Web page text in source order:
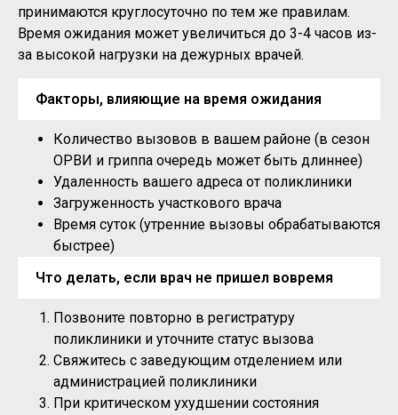
принимаются круглосуточно по тем же правилам.
Время ожидания может увеличиться до 3-4 часов из-
за высокой нагрузки на дежурных врачей.
Факторы, влияющие на время ожидания
Количество вызовов в вашем районе (в сезон
ОРВИ и гриппа очередь может быть длиннее)
Удаленность вашего адреса от поликлиники
Загруженность участкового врача
Время суток (утренние вызовы обрабатываются
быстрее)
Что делать, если врач не пришел вовремя
Позвоните повторно в регистратуру
поликлиники и уточните статус вызова
Свяжитесь с заведующим отделением или
администрацией поликлиники
При критическом ухудшении состояния